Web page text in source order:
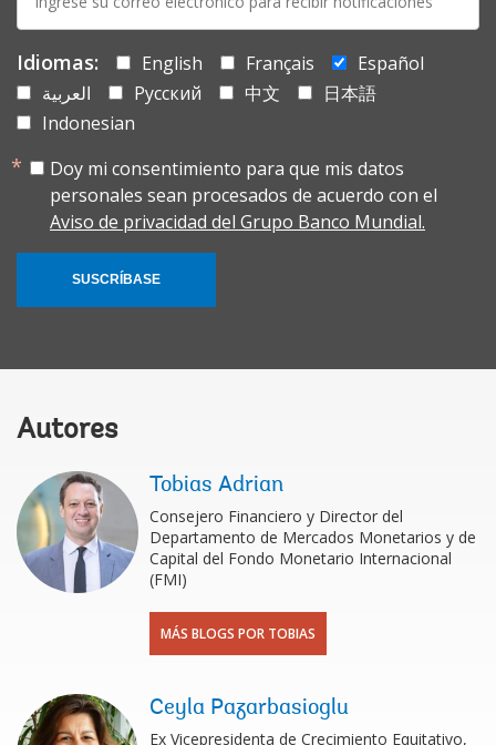
mail:
Idiomas: English Français
Español
العربية
Русский 中文
日本語
Indonesian
Doy mi consentimiento para que mis datos
personales sean procesados de acuerdo con el
Aviso de privacidad del Grupo Banco Mundial.
SUSCRÍBASE
Autores
Tobias Adrian
Consejero Financiero y Director del
Departamento de Mercados Monetarios y de
Capital del Fondo Monetario Internacional
(FMI)
MÁS BLOGS POR TOBIAS
Ceyla Pazarbasioglu
Ex Vicepresidenta de Crecimiento Equitativo,